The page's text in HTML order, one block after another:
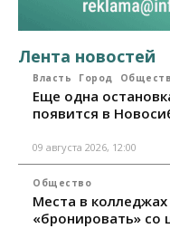
Лента новостей
Власть Город
Еще одна
появится в
09 августа 2026, 12:00
Общество
Места в
«бронировать» со